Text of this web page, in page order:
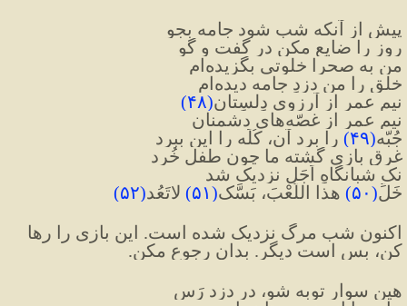
پیش از آنکه شب شود جامه بجو
روز را ضایع مکن در گفت و گو
من به صحرا خلوتی بگزیده‌ام
خلق را من دزدِ جامه دیده‌ام
نیمِ عمر از آرزوی دِلسِتان(۴۸)
نیم عمر از غصّه‌های دشمنان
جُبّه(۴۹) را برد آن، کُلَه را این ببرد
غرقِ بازی گشته ما چون طفلِ خُرد
نک شبانگاهِ اَجَل نزدیک شد
خَلِّ(۵۰) هذا اللَّعْبَ، بَسَّک(۵۱) لاتَعُد(۵۲)
کن، بس است دیگر. بدان رجوع مکن.
هین سوارِ توبه شو، در دزد رَس